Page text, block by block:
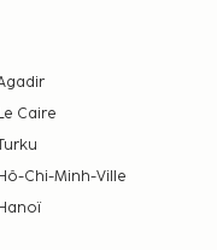
Caire
Chi-Minh-Ville